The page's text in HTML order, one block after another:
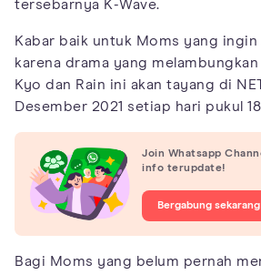
tersebarnya K-Wave.
Kabar baik untuk Moms yang ingin
karena drama yang
Kyo dan Rain ini akan tayang di
Desember 2021 setiap hari pukul
Join Whatsapp
info terupdate!
Bergabung sekarang
Bagi Moms yang belum pernah